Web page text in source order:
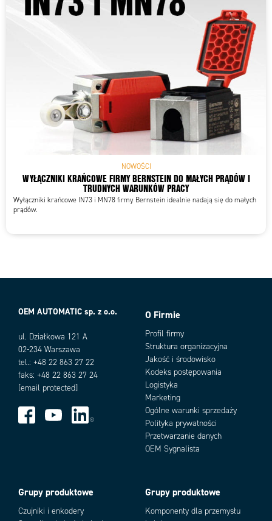
NOWOŚCI
WYŁĄCZNIKI KRAŃCOWE FIRMY BERNSTEIN DO MAŁYCH PRĄDÓW I
TRUDNYCH WARUNKÓW PRACY
Wyłączniki krańcowe IN73 i MN78 firmy Bernstein idealnie nadają się do małych
prądów.
OEM AUTOMATIC sp. z o.o.
ul. Działkowa 121 A
02-234 Warszawa
tel.: +48 22 863 27 22
faks: +48 22 863 27 24
[email protected]
O Firmie
Profil firmy
Struktura organizacyjna
Jakość i środowisko
Kodeks postępowania
Logistyka
Marketing
Ogólne warunki sprzedaży
Polityka prywatności
Przetwarzanie danych
OEM Sygnalista
Grupy produktowe
Czujniki i enkodery
Grupy produktowe
Komponenty dla przemysłu